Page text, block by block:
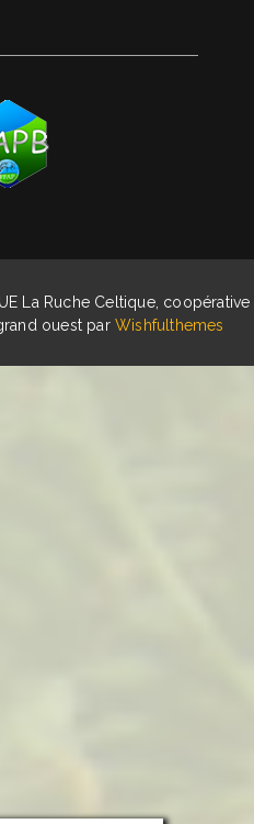
La Ruche Celtique, coopérative
ouest parWishfulthemes